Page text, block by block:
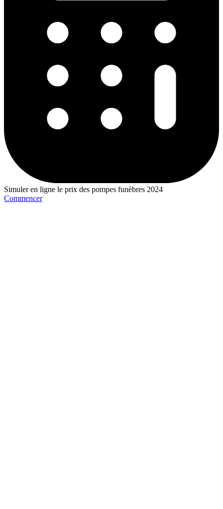
Simuler en ligne le prix des pompes funèbres 2024
Commencer